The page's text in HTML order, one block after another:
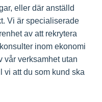
eller där anställd
Vi är specialiserade
av att rekrytera
inom ekonomi
vår verksamhet utan
vi att du som kund ska